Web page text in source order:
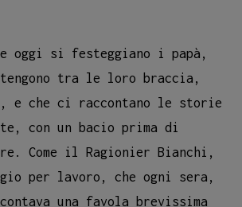
oggi si festeggiano i papà,
tra le loro braccia,
e che ci raccontano le storie
con un bacio prima di
Come il Ragionier Bianchi,
per lavoro, che ogni sera,
una favola brevissima